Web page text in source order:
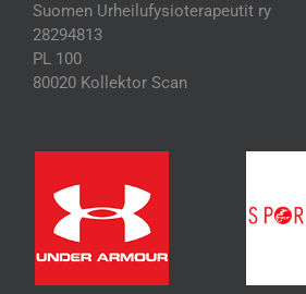
Suomen Urheilufysioterapeutit ry
28294813
PL 100
80020 Kollektor Scan